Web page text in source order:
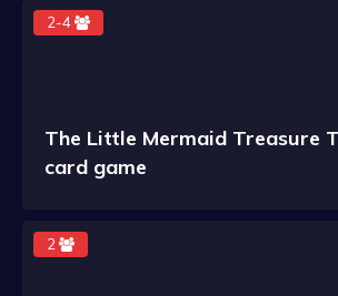
2-4
The Little Mermaid Treasure
card game
2